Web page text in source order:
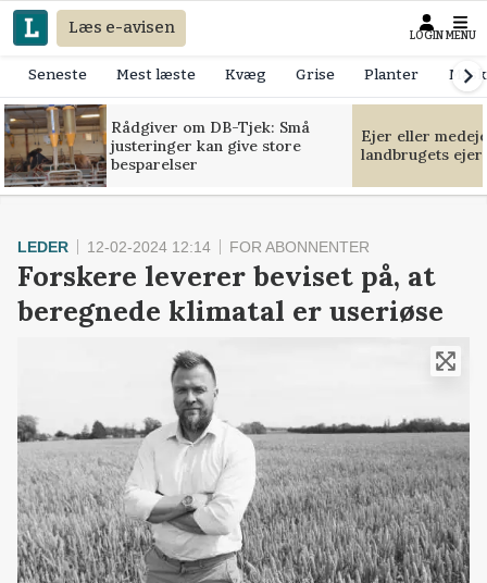
Læs e-avisen LOGIN MENU
Seneste Mest læste Kvæg Grise Planter
Rådgiver om DB-Tjek: Små
justeringer kan give store
besparelser
Ejer eller
landbrugets
LEDER 12-02-2024 12:14 FOR ABONNENTER
Forskere leverer beviset på, at
beregnede klimatal er useriøse